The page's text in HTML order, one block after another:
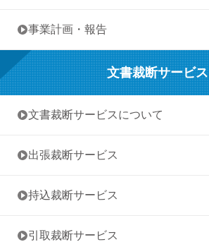
• 事業計画・報告
文書裁断サービス
• 文書裁断サービスについて
• 出張裁断サービス
• 持込裁断サービス
• 引取裁断サービス